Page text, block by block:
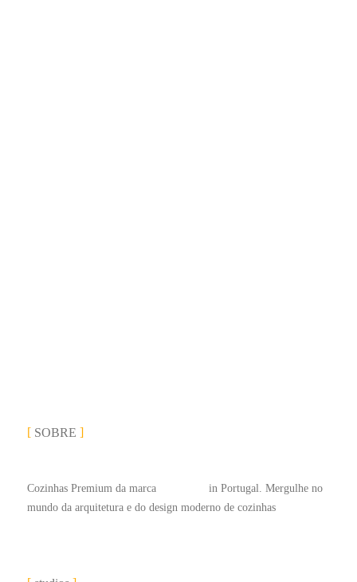
SOBRE
Cozinhas Premium da marca
in Portugal. Mergulhe no
mundo da arquitetura e do design moderno de cozinhas